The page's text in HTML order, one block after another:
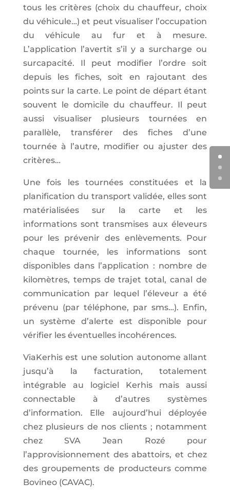
tous les critères (choix du chauffeur, choix
du véhicule…) et peut visualiser l’occupation
du véhicule au fur et à mesure.
L’application l’avertit s’il y a surcharge ou
surcapacité. Il peut modifier l’ordre soit
depuis les fiches, soit en rajoutant des
points sur la carte. Le point de départ étant
souvent le domicile du chauffeur. Il peut
aussi visualiser plusieurs tournées en
parallèle, transférer des fiches d’une
tournée à l’autre, modifier ou ajuster des
critères…
Une fois les tournées constituées et la
planification du transport validée, elles sont
matérialisées sur la carte et les
informations sont transmises aux éleveurs
pour les prévenir des enlèvements. Pour
chaque tournée, les informations sont
disponibles dans l’application : nombre de
kilomètres, temps de trajet total, canal de
communication par lequel l’éleveur a été
prévenu (par téléphone, par sms…). Enfin,
un système d’alerte est disponible pour
vérifier les éventuelles incohérences.
ViaKerhis est une solution autonome allant
jusqu’à la facturation, totalement
intégrable au logiciel Kerhis mais aussi
connectable à d’autres systèmes
d’information. Elle aujourd’hui déployée
chez plusieurs de nos clients ; notamment
chez SVA Jean Rozé pour
l’approvisionnement des abattoirs, et chez
des groupements de producteurs comme
Bovineo (CAVAC).